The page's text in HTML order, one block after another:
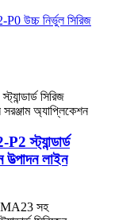
উচ্চ নির্ভুল সিরিজ
স্ট্যান্ডার্ড
উত্পাদন লাইন